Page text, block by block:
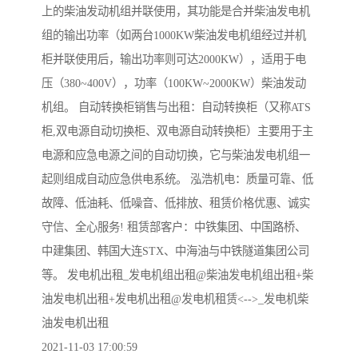
上的柴油发动机组并联使用，其功能是合并柴油发电机
组的输出功率（如两台1000KW柴油发电机组经过并机
柜并联使用后，输出功率则可达2000KW），适用于电
压（380~400V），功率（100KW~2000KW）柴油发动
机组。 自动转换柜销售与出租：自动转换柜（又称ATS
柜,双电源自动切换柜、双电源自动转换柜）主要用于主
电源和应急电源之间的自动切换，它与柴油发电机组一
起则组成自动应急供电系统。 泓浩机电：质量可靠、低
故障、低油耗、低噪音、低排放、租赁价格优惠、诚实
守信、全心服务! 租赁部客户：中铁集团、中国路桥、
中建集团、韩国大连STX、中海油与中铁隧道集团公司
等。 发电机出租_发电机组出租@柴油发电机组出租+柴
油发电机出租+发电机出租@发电机租赁<-->_发电机柴
油发电机出租
2021-11-03 17:00:59